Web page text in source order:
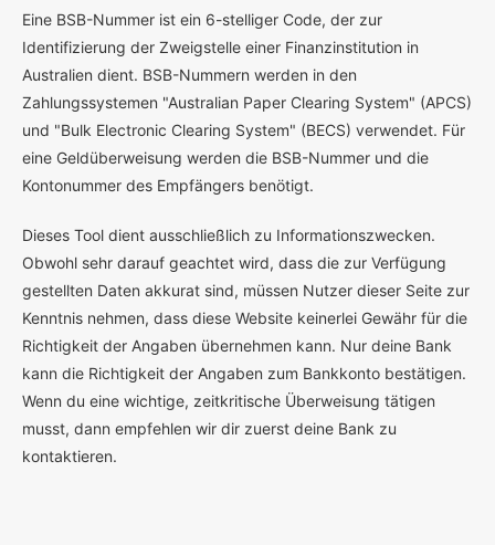
Eine BSB-Nummer ist ein 6-stelliger Code, der zur
Identifizierung der Zweigstelle einer Finanzinstitution in
Australien dient. BSB-Nummern werden in den
Zahlungssystemen "Australian Paper Clearing System" (APCS)
und "Bulk Electronic Clearing System" (BECS) verwendet. Für
eine Geldüberweisung werden die BSB-Nummer und die
Kontonummer des Empfängers benötigt.
Dieses Tool dient ausschließlich zu Informationszwecken.
Obwohl sehr darauf geachtet wird, dass die zur Verfügung
gestellten Daten akkurat sind, müssen Nutzer dieser Seite zur
Kenntnis nehmen, dass diese Website keinerlei Gewähr für die
Richtigkeit der Angaben übernehmen kann. Nur deine Bank
kann die Richtigkeit der Angaben zum Bankkonto bestätigen.
Wenn du eine wichtige, zeitkritische Überweisung tätigen
musst, dann empfehlen wir dir zuerst deine Bank zu
kontaktieren.